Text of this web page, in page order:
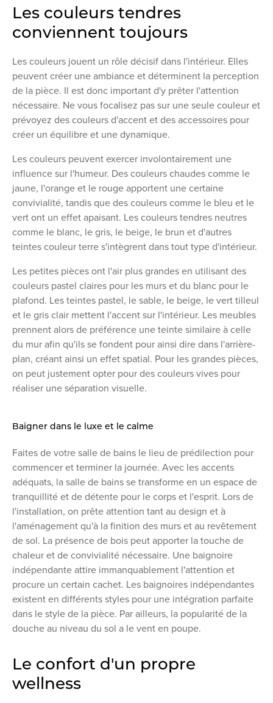
Les couleurs tendres
conviennent toujours
Les couleurs jouent un rôle décisif dans l'intérieur. Elles
peuvent créer une ambiance et déterminent la perception
de la pièce. Il est donc important d'y prêter l'attention
nécessaire. Ne vous focalisez pas sur une seule couleur et
prévoyez des couleurs d'accent et des accessoires pour
créer un équilibre et une dynamique.
Les couleurs peuvent exercer involontairement une
influence sur l'humeur. Des couleurs chaudes comme le
jaune, l'orange et le rouge apportent une certaine
convivialité, tandis que des couleurs comme le bleu et le
vert ont un effet apaisant. Les couleurs tendres neutres
comme le blanc, le gris, le beige, le brun et d'autres
teintes couleur terre s'intègrent dans tout type d'intérieur.
Les petites pièces ont l'air plus grandes en utilisant des
couleurs pastel claires pour les murs et du blanc pour le
plafond. Les teintes pastel, le sable, le beige, le vert tilleul
et le gris clair mettent l'accent sur l'intérieur. Les meubles
prennent alors de préférence une teinte similaire à celle
du mur afin qu'ils se fondent pour ainsi dire dans l'arrière-
plan, créant ainsi un effet spatial. Pour les grandes pièces,
on peut justement opter pour des couleurs vives pour
réaliser une séparation visuelle.
Baigner dans le luxe et le calme
Faites de votre salle de bains le lieu de prédilection pour
commencer et terminer la journée. Avec les accents
adéquats, la salle de bains se transforme en un espace de
tranquillité et de détente pour le corps et l'esprit. Lors de
l'installation, on prête attention tant au design et à
l'aménagement qu'à la finition des murs et au revêtement
de sol. La présence de bois peut apporter la touche de
chaleur et de convivialité nécessaire. Une baignoire
indépendante attire immanquablement l'attention et
procure un certain cachet. Les baignoires indépendantes
existent en différents styles pour une intégration parfaite
dans le style de la pièce. Par ailleurs, la popularité de la
douche au niveau du sol a le vent en poupe.
Le confort d'un propre
wellness